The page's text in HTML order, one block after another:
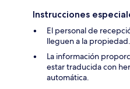
Instrucciones
El personal de
lleguen a la propiedad.
La información
estar traducida con
automática.